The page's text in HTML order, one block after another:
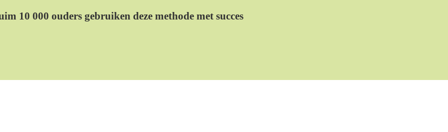
10 000 ouders gebruiken deze methode met succes